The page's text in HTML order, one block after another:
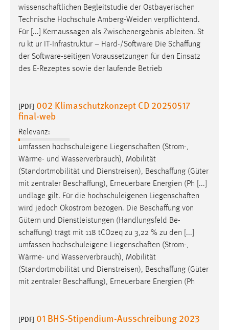
wissenschaftlichen Begleitstudie der Ostbayerischen
Technische Hochschule Amberg-Weiden verpflichtend.
Für [...] Kernaussagen als Zwischenergebnis ableiten. St
ru kt ur IT-Infrastruktur – Hard-/Software Die Schaffung
der Software-seitigen Voraussetzungen für den Einsatz
des E-Rezeptes sowie der laufende Betrieb
[PDF] 002 Klimaschutzkonzept CD 20250517
final-web
Relevanz:
umfassen hochschuleigene Liegenschaften (Strom-,
Wärme- und Wasserverbrauch), Mobilität
(Standortmobilität und Dienstreisen), Beschaffung (Güter
mit zentraler Beschaffung), Erneuerbare Energien (Ph [...]
undlage gilt. Für die hochschuleigenen Liegenschaften
wird jedoch Ökostrom bezogen. Die Beschaffung von
Gütern und Dienstleistungen (Handlungsfeld Be-
schaffung) trägt mit 118 tCO2eq zu 3,22 % zu den [...]
umfassen hochschuleigene Liegenschaften (Strom-,
Wärme- und Wasserverbrauch), Mobilität
(Standortmobilität und Dienstreisen), Beschaffung (Güter
mit zentraler Beschaffung), Erneuerbare Energien (Ph
[PDF] 01 BHS-Stipendium-Ausschreibung 2023